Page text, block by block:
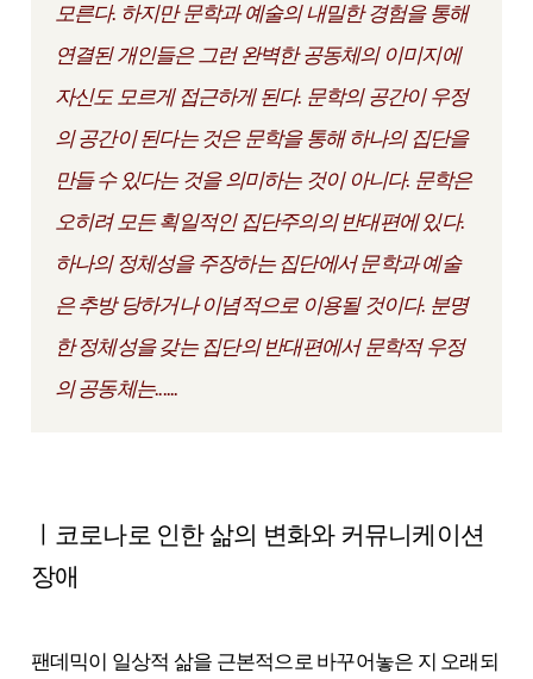
모른다. 하지만 문학과 예술의 내밀한 경험을 통해
연결된 개인들은 그런 완벽한 공동체의 이미지에
자신도 모르게 접근하게 된다. 문학의 공간이 우정
의 공간이 된다는 것은 문학을 통해 하나의 집단을
만들 수 있다는 것을 의미하는 것이 아니다. 문학은
오히려 모든 획일적인 집단주의의 반대편에 있다.
하나의 정체성을 주장하는 집단에서 문학과 예술
은 추방 당하거나 이념적으로 이용될 것이다. 분명
한 정체성을 갖는 집단의 반대편에서 문학적 우정
의 공동체는......
ㅣ코로나로 인한 삶의 변화와 커뮤니케이션
장애
팬데믹이 일상적 삶을 근본적으로 바꾸어놓은 지 오래되